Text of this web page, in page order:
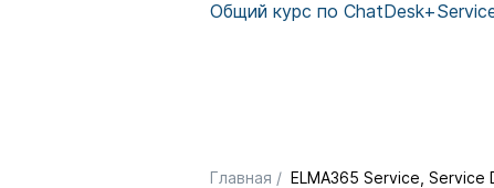
Общий курс по
Главная / ELMA365 Service, Service